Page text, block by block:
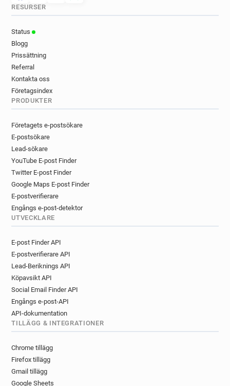
RESURSER
Status
Blogg
Prissättning
Referral
Kontakta oss
Företagsindex
PRODUKTER
Företagets e-postsökare
E-postsökare
Lead-sökare
YouTube E-post Finder
Twitter E-post Finder
Google Maps E-post Finder
E-postverifierare
Engångs e-post-detektor
UTVECKLARE
E-post Finder API
E-postverifierare API
Lead-Beriknings API
Köpavsikt API
Social Email Finder API
Engångs e-post-API
API-dokumentation
TILLÄGG & INTEGRATIONER
Chrome tillägg
Firefox tillägg
Gmail tillägg
Google Sheets